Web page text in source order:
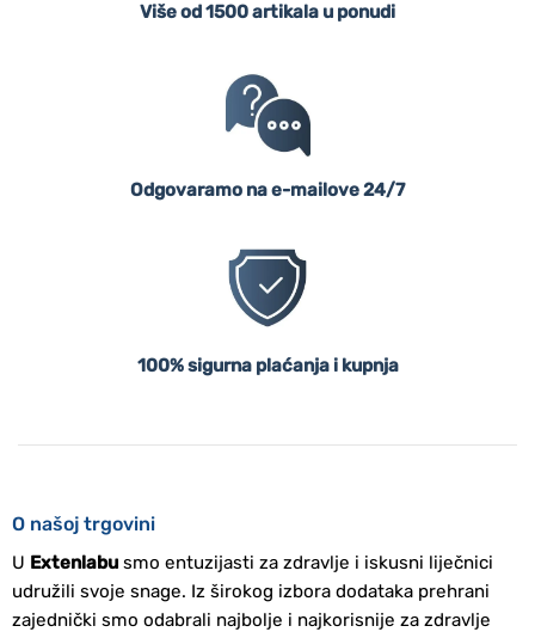
Više od 1500 artikala u ponudi
Odgovaramo na e-mailove 24/7
100% sigurna plaćanja i kupnja
O našoj trgovini
U Extenlabusmo entuzijasti za zdravlje i iskusni liječnici
udružili svoje snage. Iz širokog izbora dodataka prehrani
zajednički smo odabrali najbolje i najkorisnije za zdravlje